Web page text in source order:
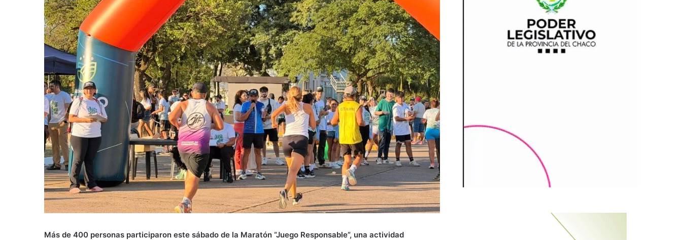
Más de 400 personas participaron este sábado de la Maratón “Juego Responsable”, una actividad